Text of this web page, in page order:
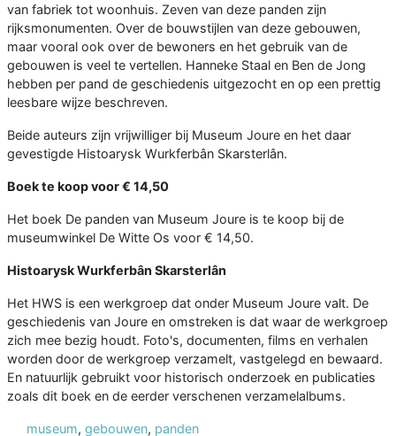
van fabriek tot woonhuis. Zeven van deze panden zijn
rijksmonumenten. Over de bouwstijlen van deze gebouwen,
maar vooral ook over de bewoners en het gebruik van de
gebouwen is veel te vertellen. Hanneke Staal en Ben de Jong
hebben per pand de geschiedenis uitgezocht en op een prettig
leesbare wijze beschreven.
Beide auteurs zijn vrijwilliger bij Museum Joure en het daar
gevestigde Histoarysk Wurkferbân Skarsterlân.
Boek te koop voor € 14,50
Het boek De panden van Museum Joure is te koop bij de
museumwinkel De Witte Os voor € 14,50.
Histoarysk Wurkferbân Skarsterlân
Het HWS is een werkgroep dat onder Museum Joure valt. De
geschiedenis van Joure en omstreken is dat waar de werkgroep
zich mee bezig houdt. Foto's, documenten, films en verhalen
worden door de werkgroep verzamelt, vastgelegd en bewaard.
En natuurlijk gebruikt voor historisch onderzoek en publicaties
zoals dit boek en de eerder verschenen verzamelalbums.
museum, gebouwen, panden